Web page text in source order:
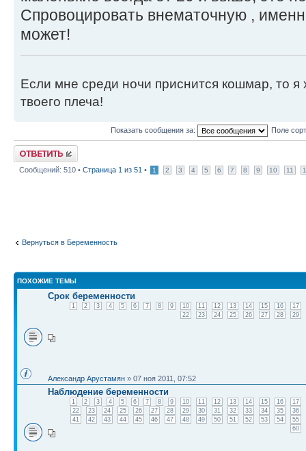
Спровоцировать внематочную ,
может!
Если мне среди ночи приснится кошмар, то я
твоего плеча!
Показать сообщения за: Поле
Ответить
Сообщений: 510 • Страница 1 из 51 • 1 2 3 4 5 6 7 8 9 10 11
Вернуться в Беременность
ПОХОЖИЕ ТЕМЫ
Срок беременности
1 2 3 4 5 6 7 8 9 10 11 12 13 14 15 16
17
22
23 24 25 26 27 28 29
Александр Арустамян » 07 ноя 2011, 07:52
Наблюдение беременности
1 2 3 4 5 6 7 8 9 10 11 12 13 14 15 16
17
22
23 24 25 26 27 28 29 30 31 32 33 34 35
36
41
42 43 44 45 46 47 48 49 50 51 52 53 54
55
60